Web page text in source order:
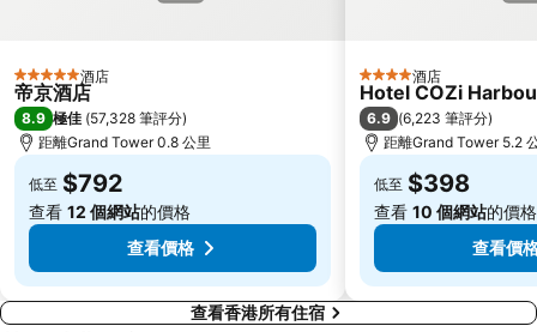
皇崗口岸
長洲
Lamma Island
香港屯門
Tin Hau Metro Station
九龍塘
5 星級 酒店
帝京酒店
8.9 極佳 (57,328 筆評分)
距離Grand Tower 0.8 公里
低至 $792
查看 12 個網站的價格
查看價格
4 星級 酒店
Hotel COZi
6.9 (6,223 筆評分)
距離Grand Tower 5.2
低至 $398
查看 10 個網站的價格
查看價
查看香港所有住宿